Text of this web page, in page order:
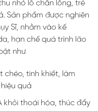
nhỏ lỗ chân lông, trẻ
Sản phẩm được nghiên
Sĩ, nhằm vào kế
hạn chế quá trình lão
như
chéo, tinh khiết, làm
quả
khỏi thoái hóa, thúc đẩy